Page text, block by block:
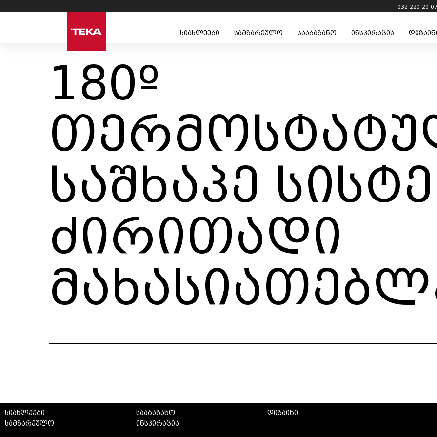
032 220 20 07
სიახლეები სამზარეულო სააბაზანო ინსპირაცია
180º
საშხაპე
ძირითადი
სიახლეები
სამზარეულო
სააბაზანო
ინსპირაცია
დიზაინი